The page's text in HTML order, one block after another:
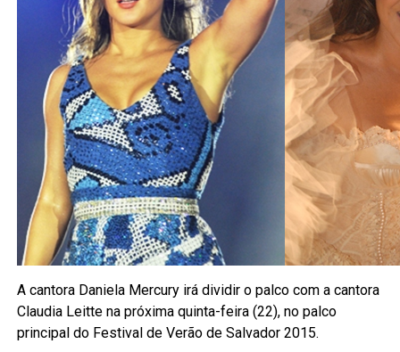
A cantora Daniela Mercury irá dividir o palco com a cantora
Claudia Leitte na próxima quinta-feira (22), no palco
principal do Festival de Verão de Salvador 2015.